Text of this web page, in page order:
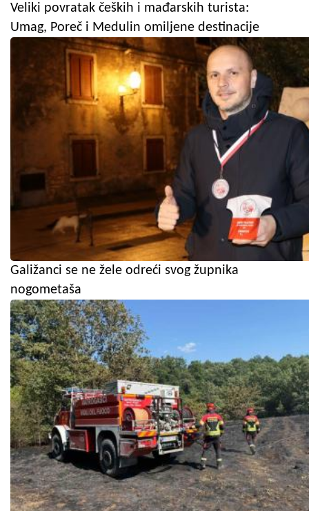
Veliki povratak čeških i mađarskih turista:
Umag, Poreč i Medulin omiljene destinacije
Galižanci se ne žele odreći svog župnika
nogometaša